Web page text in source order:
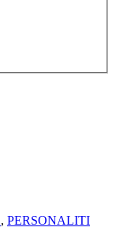
, PERSONALITI